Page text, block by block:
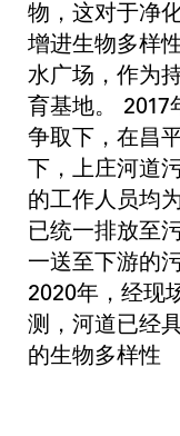
物，这对于净
增进生物多样
水广场，作为
育基地。 2017
争取下，在昌
下，上庄河道
的工作人员均
已统一排放至
一送至下游的
2020年，经现
测，河道已经
的生物多样性